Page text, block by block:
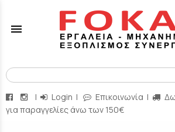
menu
| Login | Επικοινωνία |
για παραγγελίες άνω των 150€